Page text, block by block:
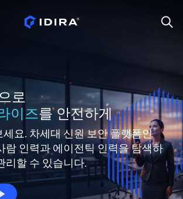
로
이즈를 안전하게
세요. 차세대 신원보안 플랫폼인
람 인력과 에이전틱 인력을탐색하
리할 수 있습니다.